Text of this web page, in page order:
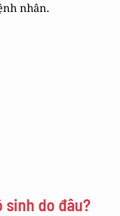
nhân.
sinh do đâu?